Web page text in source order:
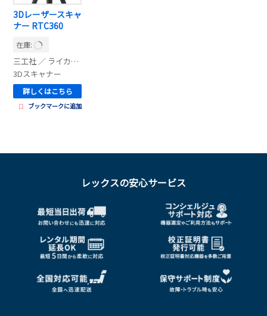
3Dレーザースキャ
ナー RTC360
在庫:
三工社 ／ ライカジオシステムズ
3Dスキャナー
詳しくはこちら
ブックマークに追加
レックスの安心サービス